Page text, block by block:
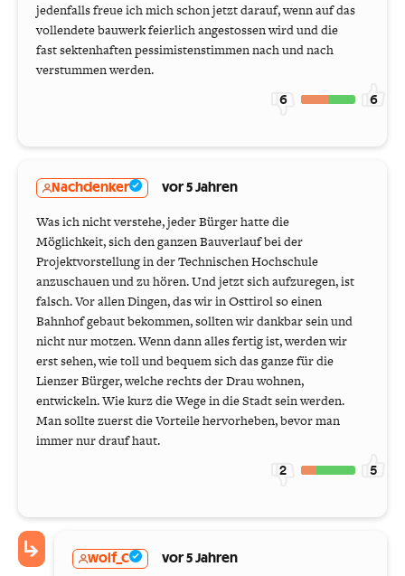
jedenfalls freue ich mich schon jetzt darauf, wenn auf das
vollendete bauwerk feierlich angestossen wird und die
fast sektenhaften pessimistenstimmen nach und nach
verstummen werden.
6 6
Nachdenker vor 5 Jahren
Was ich nicht verstehe, jeder Bürger hatte die
Möglichkeit, sich den ganzen Bauverlauf bei der
Projektvorstellung in der Technischen Hochschule
anzuschauen und zu hören. Und jetzt sich aufzuregen, ist
falsch. Vor allen Dingen, das wir in Osttirol so einen
Bahnhof gebaut bekommen, sollten wir dankbar sein und
nicht nur motzen. Wenn dann alles fertig ist, werden wir
erst sehen, wie toll und bequem sich das ganze für die
Lienzer Bürger, welche rechts der Drau wohnen,
entwickeln. Wie kurz die Wege in die Stadt sein werden.
Man sollte zuerst die Vorteile hervorheben, bevor man
immer nur drauf haut.
2 5
wolf_C vor 5 Jahren